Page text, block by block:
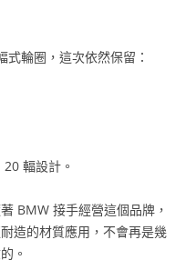
輪圈，這次依然保留：
輻設計。
BMW 接手經營這個品牌，
造的材質應用，不會再是幾
。